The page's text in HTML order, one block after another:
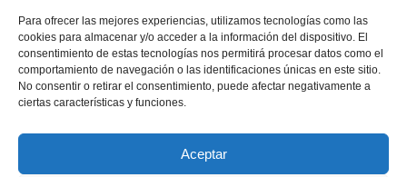
Para ofrecer las mejores experiencias, utilizamos tecnologías como las
cookies para almacenar y/o acceder a la información del dispositivo. El
consentimiento de estas tecnologías nos permitirá procesar datos como el
comportamiento de navegación o las identificaciones únicas en este sitio.
No consentir o retirar el consentimiento, puede afectar negativamente a
ciertas características y funciones.
Aceptar
Productores
de
fresas,
frambuesas,
arándanos
y
desde
Camino de
Montemayor s/n
21800 Moguer.
Huelva ESPAÑA.
info@cunadeplatero.com
25
MATERIALES
Aviso legal
Política de
privacidad
Canal de denuncias